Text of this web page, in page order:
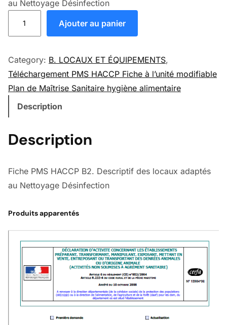
au Nettoyage Désinfection
Ajouter au panier
Category: B. LOCAUX ET ÉQUIPEMENTS
Téléchargement PMS HACCP Fiche à l’unité modifiable
Plan de Maîtrise Sanitaire hygiène alimentaire
Description
Description
Fiche PMS HACCP B2. Descriptif des locaux adaptés
au Nettoyage Désinfection
Produits apparentés